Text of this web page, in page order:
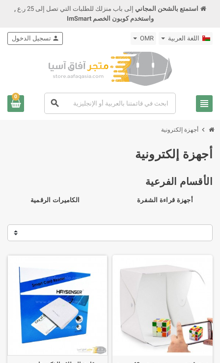
استمتع بالشحن المجاني إلى باب منزلك للطلبات التي تصل إلى 25 ر.ع
,
واستخدم كوبون الخصم ImSmart
اللغة العربية OMR
view_headline
search
person تسجيل الدخول
0
chevron_right أجهزة إلكترونية
أجهزة إلكترونية
الأقسام الفرعية
أجهزة قراءة الشفرة الكاميرات الرقمية